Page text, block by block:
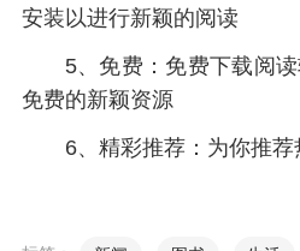
安装以进行新颖的阅读
5、免费：免费下载阅
免费的新颖资源
6、精彩推荐：为你推
7、浪漫言情，恋爱锦